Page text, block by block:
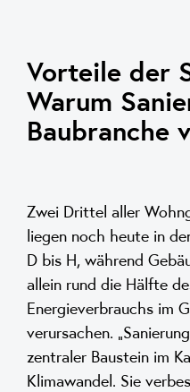
Vorteile der
Warum
Baubranche
Zwei Drittel aller
liegen noch heute in
D bis H, während
allein rund die Hälfte
Energieverbrauchs im
verursachen.
zentraler Baustein im
Klimawandel. Sie